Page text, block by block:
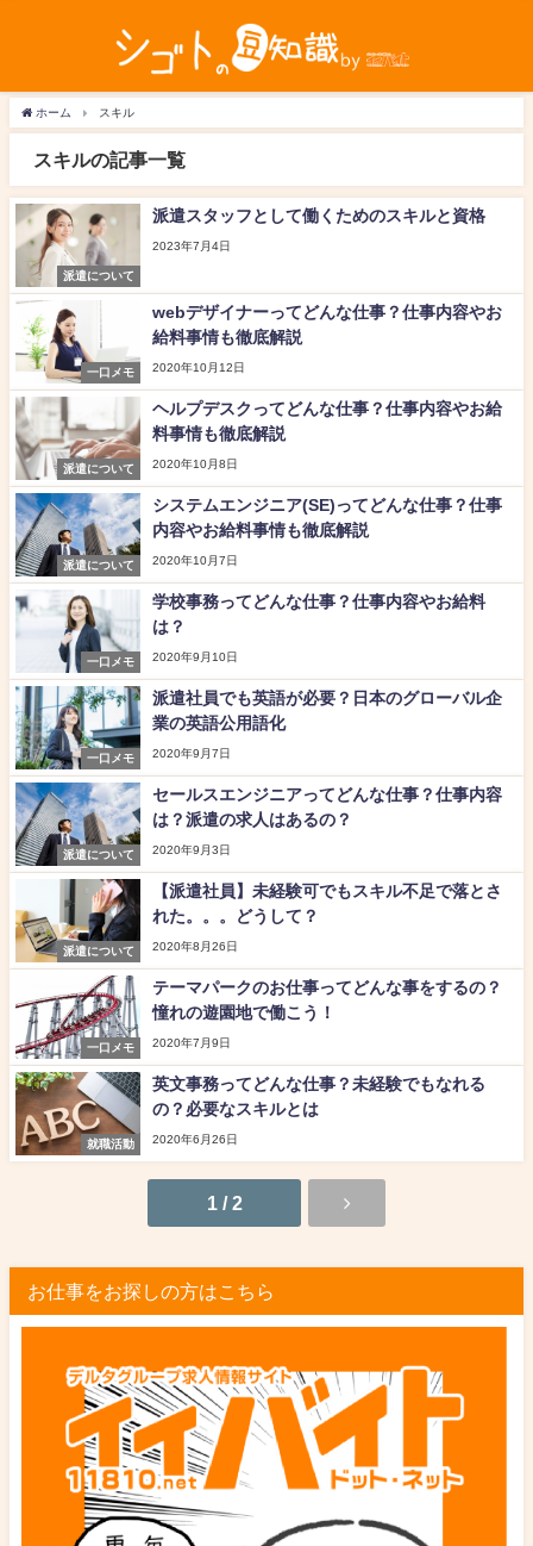
ホーム スキル
スキルの記事一覧
派遣について
派遣スタッフとして働くためのスキルと資格
2023年7月4日
一口メモ
webデザイナーってどんな仕事？仕事内容やお
給料事情も徹底解説
2020年10月12日
派遣について
ヘルプデスクってどんな仕事？仕事内容やお給
料事情も徹底解説
2020年10月8日
派遣について
システムエンジニア(SE)ってどんな仕事？仕事
内容やお給料事情も徹底解説
2020年10月7日
一口メモ
学校事務ってどんな仕事？仕事内容やお給料
は？
2020年9月10日
一口メモ
派遣社員でも英語が必要？日本のグローバル企
業の英語公用語化
2020年9月7日
派遣について
セールスエンジニアってどんな仕事？仕事内容
は？派遣の求人はあるの？
2020年9月3日
派遣について
【派遣社員】未経験可でもスキル不足で落とさ
れた。。。どうして？
2020年8月26日
一口メモ
テーマパークのお仕事ってどんな事をするの？
憧れの遊園地で働こう！
2020年7月9日
就職活動
英文事務ってどんな仕事？未経験でもなれる
の？必要なスキルとは
2020年6月26日
1 / 2
お仕事をお探しの方はこちら